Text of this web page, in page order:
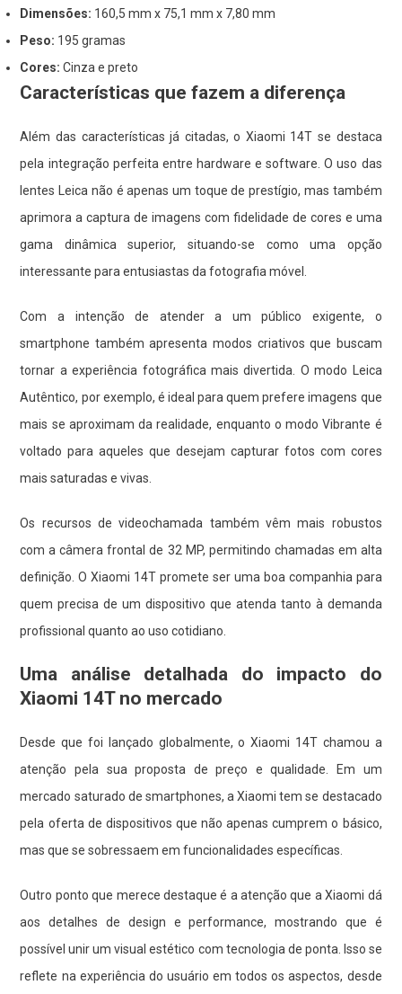
Dimensões: 160,5 mm x 75,1 mm x 7,80 mm
Peso: 195 gramas
Cores: Cinza e preto
Características que fazem a diferença
Além das características já citadas, o Xiaomi 14T se destaca
pela integração perfeita entre hardware e software. O uso das
lentes Leica não é apenas um toque de prestígio, mas também
aprimora a captura de imagens com fidelidade de cores e uma
gama dinâmica superior, situando-se como uma opção
interessante para entusiastas da fotografia móvel.
Com a intenção de atender a um público exigente, o
smartphone também apresenta modos criativos que buscam
tornar a experiência fotográfica mais divertida. O modo Leica
Autêntico, por exemplo, é ideal para quem prefere imagens que
mais se aproximam da realidade, enquanto o modo Vibrante é
voltado para aqueles que desejam capturar fotos com cores
mais saturadas e vivas.
Os recursos de videochamada também vêm mais robustos
com a câmera frontal de 32 MP, permitindo chamadas em alta
definição. O Xiaomi 14T promete ser uma boa companhia para
quem precisa de um dispositivo que atenda tanto à demanda
profissional quanto ao uso cotidiano.
Uma análise detalhada do impacto do
Xiaomi 14T no mercado
Desde que foi lançado globalmente, o Xiaomi 14T chamou a
atenção pela sua proposta de preço e qualidade. Em um
mercado saturado de smartphones, a Xiaomi tem se destacado
pela oferta de dispositivos que não apenas cumprem o básico,
mas que se sobressaem em funcionalidades específicas.
Outro ponto que merece destaque é a atenção que a Xiaomi dá
aos detalhes de design e performance, mostrando que é
possível unir um visual estético com tecnologia de ponta. Isso se
reflete na experiência do usuário em todos os aspectos, desde